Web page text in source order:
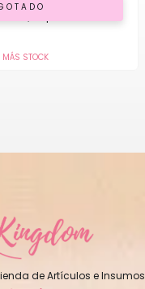
Queque
MÁS STOCK
de Artículos e